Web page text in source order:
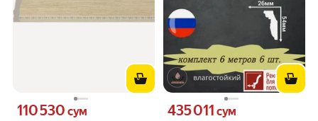
Цена 110530 сум вместо
110 530 сум Цена 435011 сум вместо
435 011 сум